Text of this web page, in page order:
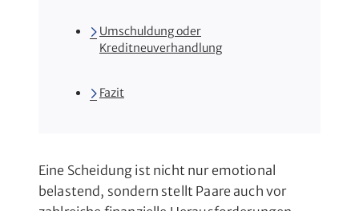
Eine Scheidung ist nicht nur emotional
belastend, sondern stellt Paare auch vor
Umschuldung oder
Kreditneuverhandlung
Fazit